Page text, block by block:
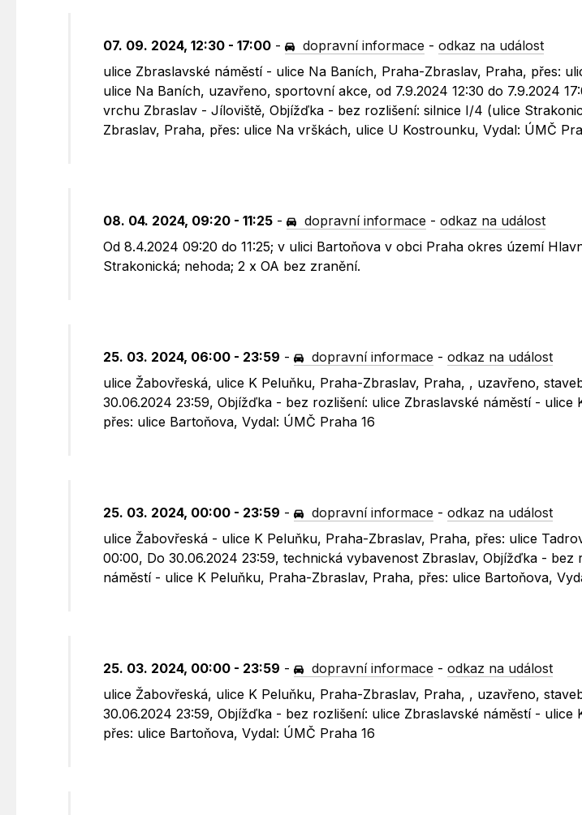
07. 09. 2024, 12:30 - 17:00 - dopravní informace -odkaz na událost
ulice Zbraslavské náměstí - ulice Na Baních, Praha-Zbraslav, Praha, přes:
ulice Na Baních, uzavřeno, sportovní akce, od 7.9.2024 12:30 do 7.9.2024
vrchu Zbraslav - Jíloviště, Objížďka - bez rozlišení: silnice I/4 (ulice
Zbraslav, Praha, přes: ulice Na vrškách, ulice U Kostrounku, Vydal: ÚMČ
08. 04. 2024, 09:20 - 11:25 - dopravní informace -odkaz na událost
Od 8.4.2024 09:20 do 11:25; v ulici Bartoňova v obci Praha okres území
Strakonická; nehoda; 2 x OA bez zranění.
25. 03. 2024, 06:00 - 23:59 - dopravní informace -odkaz na událost
ulice Žabovřeská, ulice K Peluňku, Praha-Zbraslav, Praha, , uzavřeno,
30.06.2024 23:59, Objížďka - bez rozlišení: ulice Zbraslavské náměstí - ulice
přes: ulice Bartoňova, Vydal: ÚMČ Praha 16
25. 03. 2024, 00:00 - 23:59 - dopravní informace -odkaz na událost
ulice Žabovřeská - ulice K Peluňku, Praha-Zbraslav, Praha, přes: ulice
00:00, Do 30.06.2024 23:59, technická vybavenost Zbraslav, Objížďka - bez
náměstí - ulice K Peluňku, Praha-Zbraslav, Praha, přes: ulice Bartoňova,
25. 03. 2024, 00:00 - 23:59 - dopravní informace -odkaz na událost
ulice Žabovřeská, ulice K Peluňku, Praha-Zbraslav, Praha, , uzavřeno,
30.06.2024 23:59, Objížďka - bez rozlišení: ulice Zbraslavské náměstí - ulice
přes: ulice Bartoňova, Vydal: ÚMČ Praha 16